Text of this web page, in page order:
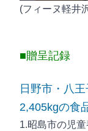
(フィーヌ軽井
■贈呈記録
日野市・八
2,405kgの食
1.昭島市の児